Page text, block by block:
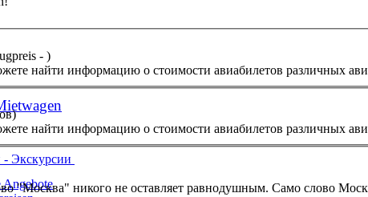
Angebote
- )
найти информацию о стоимости авиабилетов различных
найти информацию о стоимости авиабилетов различных
- Экскурсии